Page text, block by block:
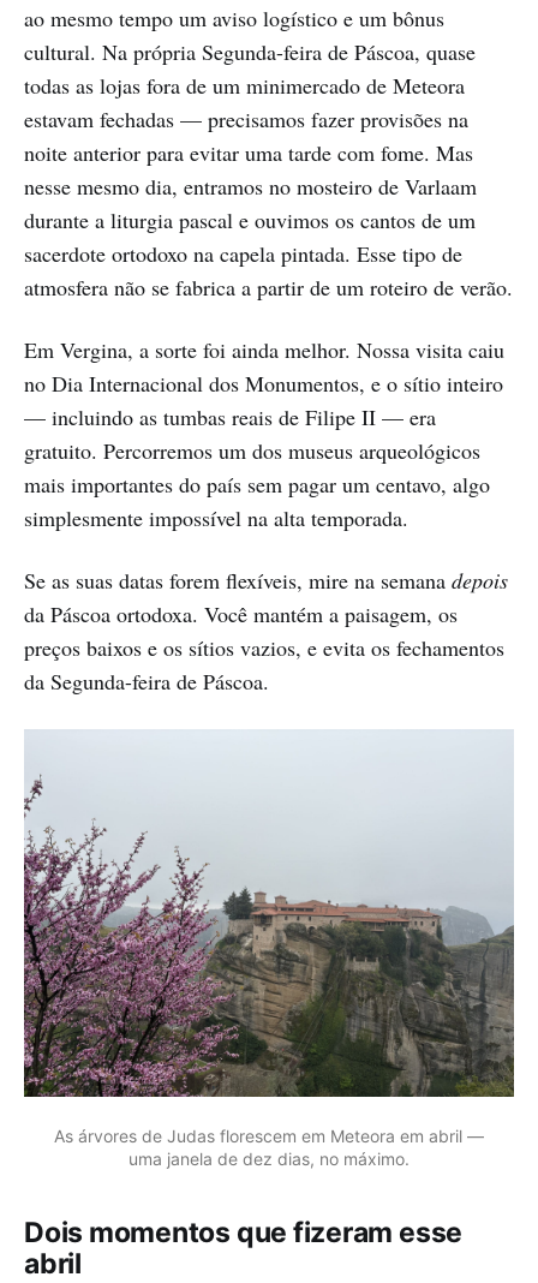
ao mesmo tempo um aviso logístico e um bônus
cultural. Na própria Segunda-feira de Páscoa, quase
todas as lojas fora de um minimercado de Meteora
estavam fechadas — precisamos fazer provisões na
noite anterior para evitar uma tarde com fome. Mas
nesse mesmo dia, entramos no mosteiro de Varlaam
durante a liturgia pascal e ouvimos os cantos de um
sacerdote ortodoxo na capela pintada. Esse tipo de
atmosfera não se fabrica a partir de um roteiro de verão.
Em Vergina, a sorte foi ainda melhor. Nossa visita caiu
no Dia Internacional dos Monumentos, e o sítio inteiro
— incluindo as tumbas reais de Filipe II — era
gratuito. Percorremos um dos museus arqueológicos
mais importantes do país sem pagar um centavo, algo
simplesmente impossível na alta temporada.
Se as suas datas forem flexíveis, mire na semana depois
da Páscoa ortodoxa. Você mantém a paisagem, os
preços baixos e os sítios vazios, e evita os fechamentos
da Segunda-feira de Páscoa.
As árvores de Judas florescem em Meteora em abril —
uma janela de dez dias, no máximo.
Dois momentos que fizeram esse
abril